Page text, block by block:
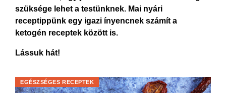
szüksége lehet a testünknek. Mai nyári
receptippünk egy igazi ínyencnek számít a
ketogén receptek között is.
Lássuk hát!
EGÉSZSÉGES RECEPTEK